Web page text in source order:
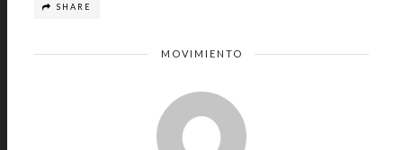
SHARE
MOVIMIENTO